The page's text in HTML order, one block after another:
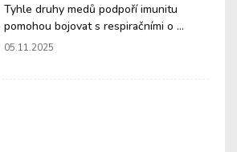
Tyhle druhy medů podpoří imunitu
pomohou bojovat s respiračními o ...
05.11.2025